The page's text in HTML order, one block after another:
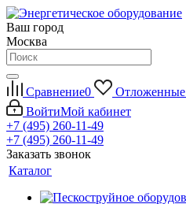
Ваш город
Москва
Сравнение0 Отложенные
ВойтиМой кабинет
+7 (495) 260-11-49
+7 (495) 260-11-49
Заказать звонок
Каталог